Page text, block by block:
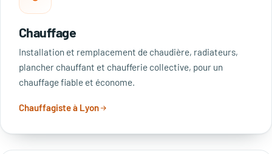
Chauffage
Installation et remplacement de chaudière, radiateurs,
plancher chauffant et chaufferie collective, pour un
chauffage fiable et économe.
Chauffagiste à Lyon